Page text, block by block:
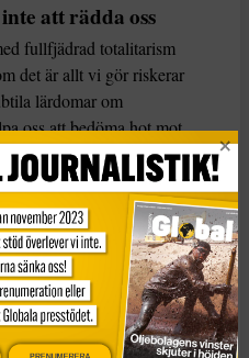
att rädda oss
fullfjädrad totalitarism
det är allt vi gör riskerar
lärdomar om
oss att bedöma hot mot
inte alltid kännetecknas
till synes triviala
exemplet för Arendt var
talet var det bara
som omfamnade